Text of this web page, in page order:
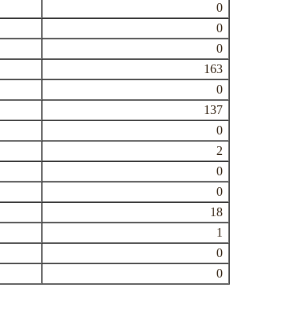
0
0
0
163
0
137
0
2
0
0
18
1
0
0